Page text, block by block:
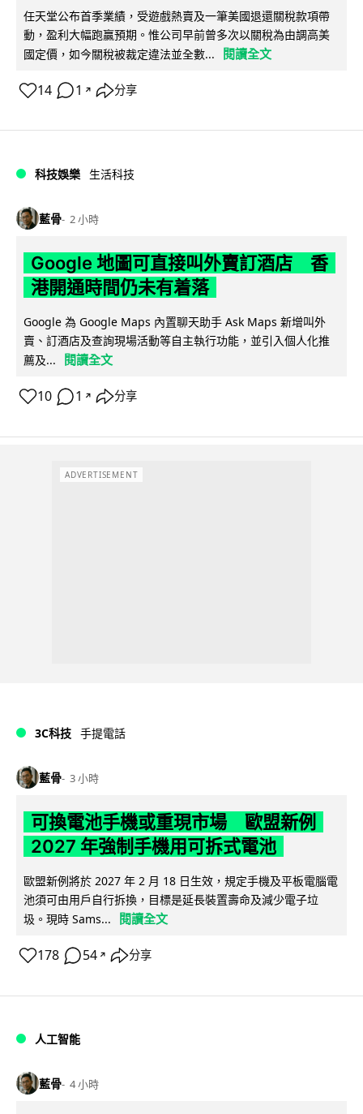
任天堂公布首季業績，受遊戲熱賣及一筆美國退還關稅款項帶
動，盈利大幅跑贏預期。惟公司早前曾多次以關稅為由調高美
國定價，如今關稅被裁定違法並全數...
閱讀全文
14 1 ↗ 分享
科技娛樂 生活科技
藍骨 2 小時
Google 地圖可直接叫外賣訂酒店 香
港開通時間仍未有着落
Google 為 Google Maps 內置聊天助手 Ask Maps 新增叫外
賣、訂酒店及查詢現場活動等自主執行功能，並引入個人化推
薦及...
閱讀全文
10 1 ↗ 分享
ADVERTISEMENT
3C科技 手提電話
藍骨 3 小時
可換電池手機或重現市場 歐盟新例
2027 年強制手機用可拆式電池
歐盟新例將於 2027 年 2 月 18 日生效，規定手機及平板電腦電
池須可由用戶自行拆換，目標是延長裝置壽命及減少電子垃
圾。現時 Sams...
閱讀全文
178 54 ↗ 分享
人工智能
藍骨 4 小時